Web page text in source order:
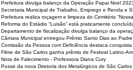
Prefeitura divulga balanço da Operação Papai Noel
Secretaria Municipal de Trabalho, Emprego e Renda e
Prefeitura realiza roçagem e limpeza do Cemitério
Reforma do Estádio “Luisão” está praticamente
Departamento de fiscalização divulga balanço da
Câmara Municipal entregou Prêmio Santo Dias ao
Comissão da Pessoa com Deficiência destaca
Filme de São Carlos ganha prêmio de Festival Latino-
Nota de Falecimento - Professora Diana Cury
Posse da nova Diretoria dos Metalúrgicos de São